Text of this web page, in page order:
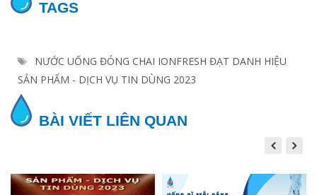
TAGS
NƯỚC UỐNG ĐÓNG CHAI IONFRESH ĐẠT DANH HIỆU
SẢN PHẨM - DỊCH VỤ TIN DÙNG 2023
BÀI VIẾT LIÊN QUAN